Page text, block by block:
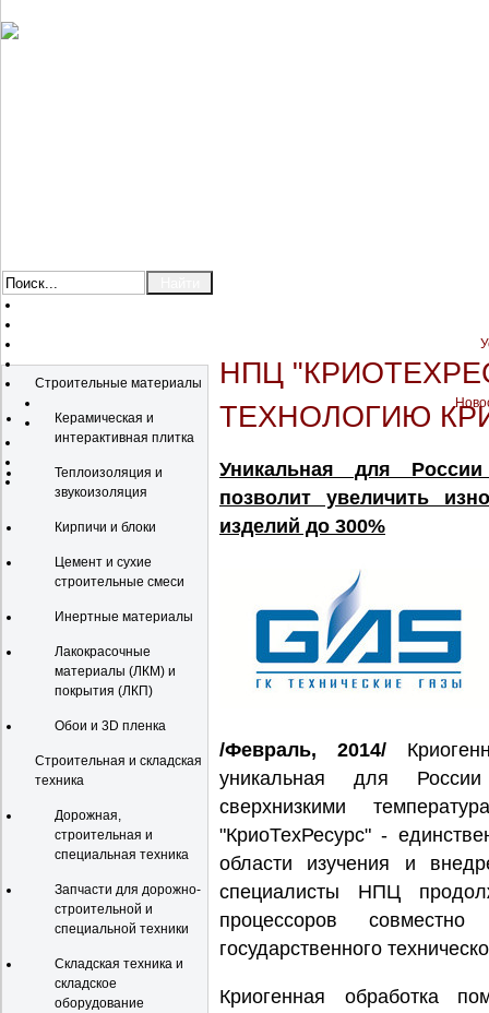
Строительные материалы
Керамическая и
интерактивная плитка
Теплоизоляция и
звукоизоляция
Кирпичи и блоки
Цемент и сухие
строительные смеси
Инертные материалы
Лакокрасочные
материалы (ЛКМ) и
покрытия (ЛКП)
Обои и 3D пленка
Строительная и складская
техника
Дорожная,
строительная и
специальная техника
Запчасти для дорожно-
строительной и
специальной техники
Складская техника и
складское
оборудование
НПЦ
ТЕХНОЛОГИЮ
Уникальная для России
позволит увеличить
изделий до 300%
/Февраль, 2014/
уникальная для России
сверхнизкими
"КриоТехРесурс" -
области изучения и
специалисты НПЦ
процессоров
государственного
Криогенная обработка